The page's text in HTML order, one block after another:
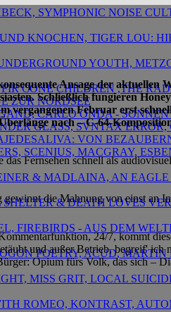
SYMPHONIC NOISE
KNOCHEN, TIGER LOU:
YOUTH,
CONE CHILDREN ,THE
ZUR NORDSEE
CARLO ONDA -
GLASS, SVNTAX ERROR,
VON
SCENIUS, MACGRAY,
& MADLAINA, AN
& DEATH LOVES
FIREBIRDS - AUS DEM
POETRY, ACUD, MARTIN
MISS GRIT, LOCAL
ROMEO, KONTRAST,
Ansage der
Schließlich fungieren
Februar erst
nach – C-64-
Fernsehen schnell als
die Mahnung von einst an
24/7, kommt
und außer Betrieb, begreif'
Opium fürs Volk, das sich –